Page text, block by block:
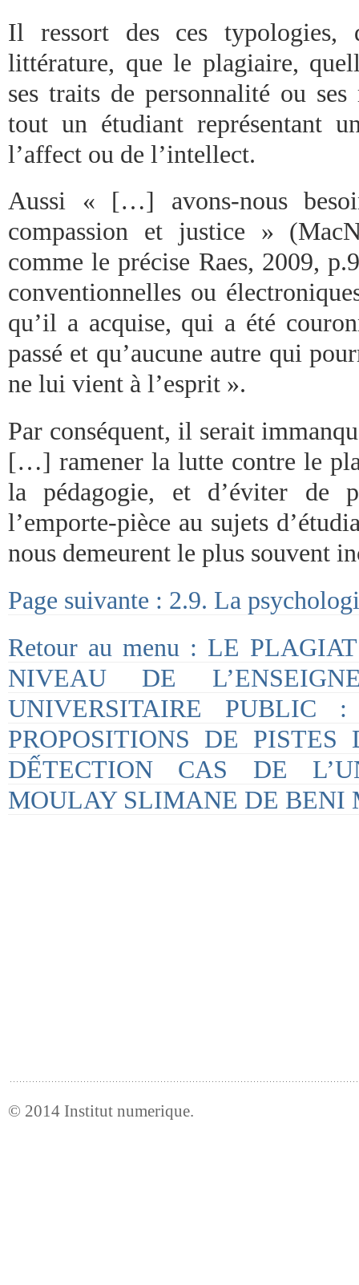
Il ressort des ces typologies,
littérature, que le plagiaire,
ses traits de personnalité ou
tout un étudiant représentant
l’affect ou de l’intellect.
Aussi « […] avons-nous
compassion et justice »
comme le précise Raes, 2009,
conventionnelles ou
qu’il a acquise, qui a été
passé et qu’aucune autre qui
ne lui vient à l’esprit ».
Par conséquent, il serait
[…] ramener la lutte contre le
la pédagogie, et d’éviter de
l’emporte-pièce au sujets
nous demeurent le plus souvent
Page suivante : 2.9. La
Retour au menu : LE
NIVEAU DE
UNIVERSITAIRE PUBLIC
PROPOSITIONS DE
DẾTECTION CAS DE
MOULAY SLIMANE DE BENI
© 2014 Institut numerique.